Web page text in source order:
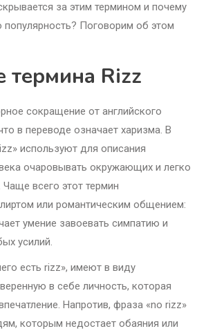
за этим термином и почему
популярность? Поговорим об этом
термина Rizz
сокращение от английского
в переводе означает харизма. В
используют для описания
очаровывать окружающих и легко
Чаще всего этот термин
или романтическим общением:
умение завоевать симпатию и
усилий.
есть rizz», имеют в виду
в себе личность, которая
Напротив, фраза «no rizz»
которым недостает обаяния или